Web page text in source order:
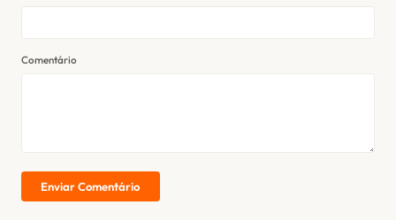
Comentário
Enviar Comentário